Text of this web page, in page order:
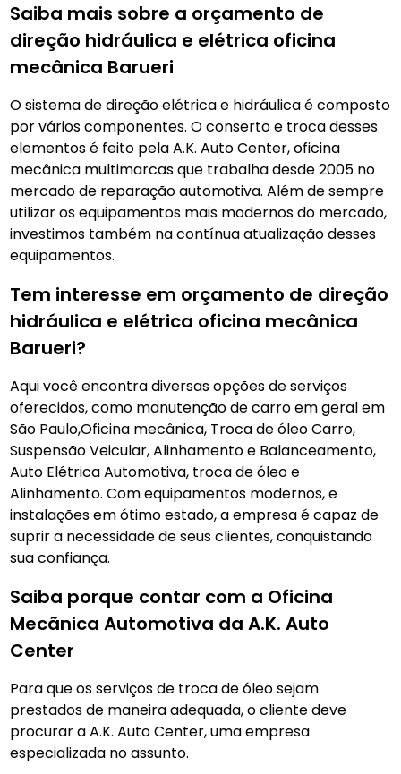
Saiba mais sobre a orçamento de
direção hidráulica e elétrica oficina
mecânica Barueri
O sistema de direção elétrica e hidráulica é composto
por vários componentes. O conserto e troca desses
elementos é feito pela A.K. Auto Center, oficina
mecânica multimarcas que trabalha desde 2005 no
mercado de reparação automotiva. Além de sempre
utilizar os equipamentos mais modernos do mercado,
investimos também na contínua atualização desses
equipamentos.
Tem interesse em orçamento de direção
hidráulica e elétrica oficina mecânica
Barueri?
Aqui você encontra diversas opções de serviços
oferecidos, como manutenção de carro em geral em
São Paulo,Oficina mecânica, Troca de óleo Carro,
Suspensão Veicular, Alinhamento e Balanceamento,
Auto Elétrica Automotiva, troca de óleo e
Alinhamento. Com equipamentos modernos, e
instalações em ótimo estado, a empresa é capaz de
suprir a necessidade de seus clientes, conquistando
sua confiança.
Saiba porque contar com a Oficina
Mecãnica Automotiva da A.K. Auto
Center
Para que os serviços de troca de óleo sejam
prestados de maneira adequada, o cliente deve
procurar a A.K. Auto Center, uma empresa
especializada no assunto.